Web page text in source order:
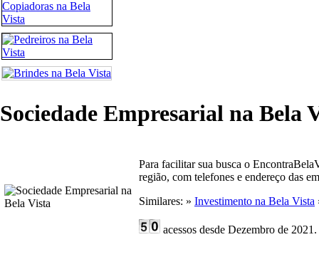
Sociedade Empresarial na Bela
Para facilitar sua busca o
região, com telefones e endereço das
Similares: » Investimento na Bela Vista
acessos desde Dezembro de 2021.